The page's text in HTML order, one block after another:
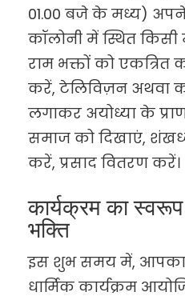
01.00 बजे के मध्य) अपने
कॉलोनी में स्थित
राम भक्तों को
करें, टेलिविज़न अथवा
लगाकर अयोध्या के प्राण
समाज को दिखाएं,
करें, प्रसाद वितरण करें।
कार्यक्रम का
भक्ति
इस शुभ समय में,
धार्मिक कार्यक्रम